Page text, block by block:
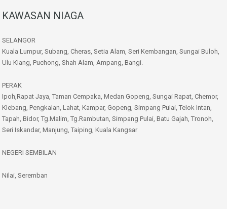
KAWASAN NIAGA
SELANGOR
Kuala Lumpur, Subang, Cheras, Setia Alam, Seri Kembangan, Sungai Buloh,
Ulu Klang, Puchong, Shah Alam, Ampang, Bangi.
PERAK
Ipoh,Rapat Jaya, Taman Cempaka, Medan Gopeng, Sungai Rapat, Chemor,
Klebang, Pengkalan, Lahat, Kampar, Gopeng, Simpang Pulai, Telok Intan,
Tapah, Bidor, Tg.Malim, Tg.Rambutan, Simpang Pulai, Batu Gajah, Tronoh,
Seri Iskandar, Manjung, Taiping, Kuala Kangsar
NEGERI SEMBILAN
Nilai, Seremban